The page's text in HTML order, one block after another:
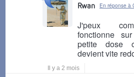
Rwan En réponse à
J'peux
fonctionne
petite dose
devient vite
Il y a 2 mois